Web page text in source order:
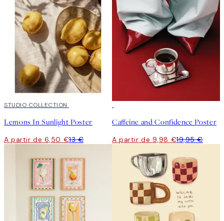
50%*
STUDIO COLLECTION
Lemons In Sunlight Poster
A partir de 6,50 €13 €
Caffeine and Confidence Poster
A partir de 9,98 €19,95 €